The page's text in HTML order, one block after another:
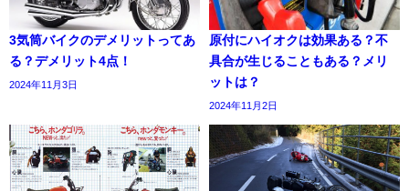
3気筒バイクのデメリットってあ
る？デメリット4点！
2024年11月3日
原付にハイオクは効果ある？不
具合が生じることもある？メリ
ットは？
2024年11月2日